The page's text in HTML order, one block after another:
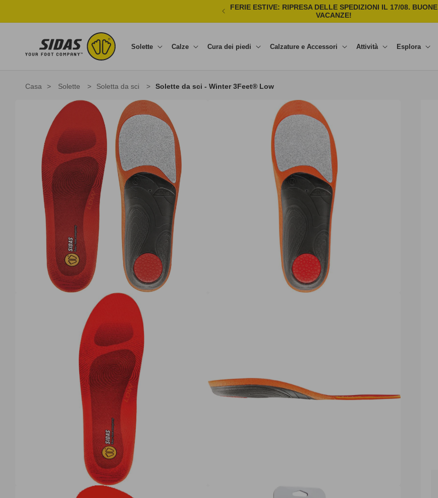
FERIE ESTIVE: RIPRESA DELLE SPEDIZIONI IL 17/08. BUONE
VACANZE!
Solette Calze Cura dei piedi Calzature e Accessori Attività Esplora
Casa > Solette > Soletta da sci > Solette da sci - Winter 3Feet® Low
Passa alle informazioni sul prodotto